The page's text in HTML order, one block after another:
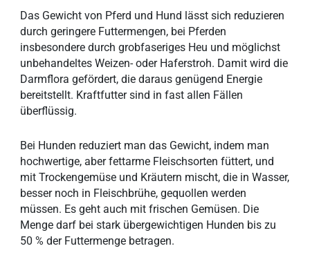
Das Gewicht von Pferd und Hund lässt sich reduzieren
durch geringere Futtermengen, bei Pferden
insbesondere durch grobfaseriges Heu und möglichst
unbehandeltes Weizen- oder Haferstroh. Damit wird die
Darmflora gefördert, die daraus genügend Energie
bereitstellt. Kraftfutter sind in fast allen Fällen
überflüssig.
Bei Hunden reduziert man das Gewicht, indem man
hochwertige, aber fettarme Fleischsorten füttert, und
mit Trockengemüse und Kräutern mischt, die in Wasser,
besser noch in Fleischbrühe, gequollen werden
müssen. Es geht auch mit frischen Gemüsen. Die
Menge darf bei stark übergewichtigen Hunden bis zu
50 % der Futtermenge betragen.